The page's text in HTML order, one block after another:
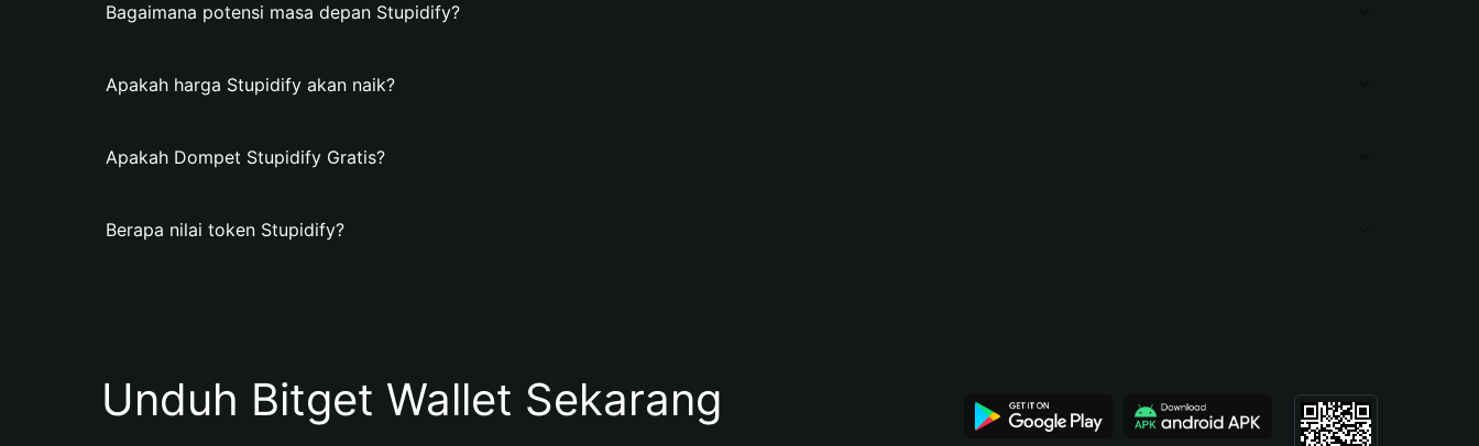
Bagaimana potensi masa depan Stupidify?
Apakah harga Stupidify akan naik?
Apakah Dompet Stupidify Gratis?
Berapa nilai token Stupidify?
Unduh Bitget Wallet Sekarang